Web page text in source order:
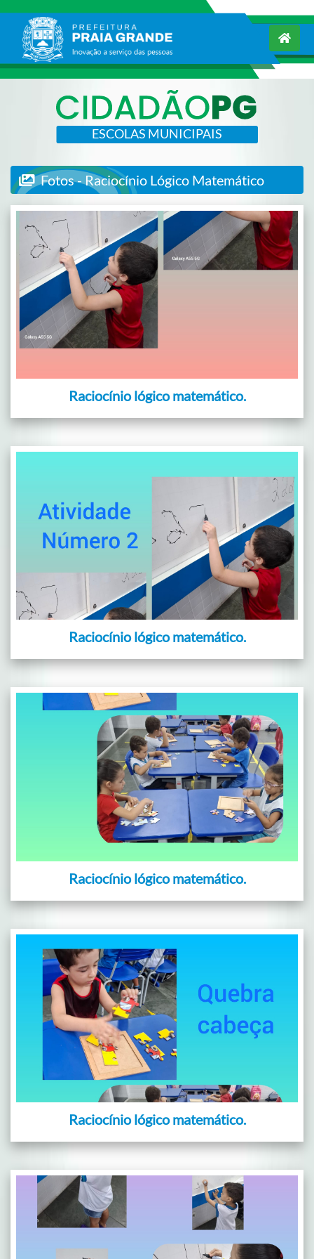
ESCOLAS MUNICIPAIS
Fotos - Raciocínio Lógico Matemático
Raciocínio lógico matemático.
Raciocínio lógico matemático.
Raciocínio lógico matemático.
Raciocínio lógico matemático.